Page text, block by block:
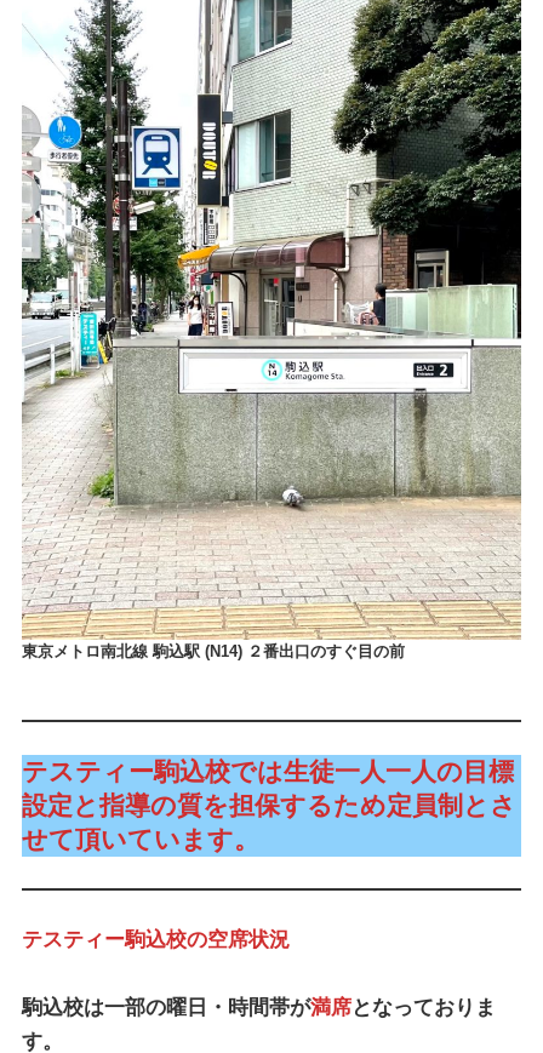
東京メトロ南北線 駒込駅 (N14) ２番出口のすぐ目の前
テスティー駒込校では生徒一人一人の目標
設定と指導の質を担保するため定員制とさ
せて頂いています。
テスティー駒込校の空席状況
駒込校は一部の曜日・時間帯が満席となっておりま
す。